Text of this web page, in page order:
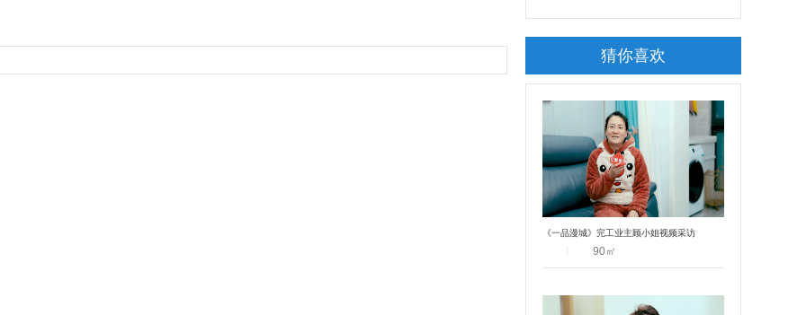
猜你喜欢
《一品漫城》完工业主顾小姐视频采访
90㎡